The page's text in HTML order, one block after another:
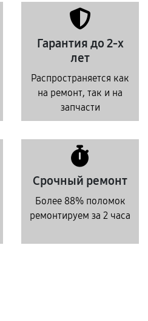
Гарантия до 2-х
лет
Распространяется как
на ремонт, так и на
запчасти
Срочный ремонт
Более 88% поломок
ремонтируем за 2 часа